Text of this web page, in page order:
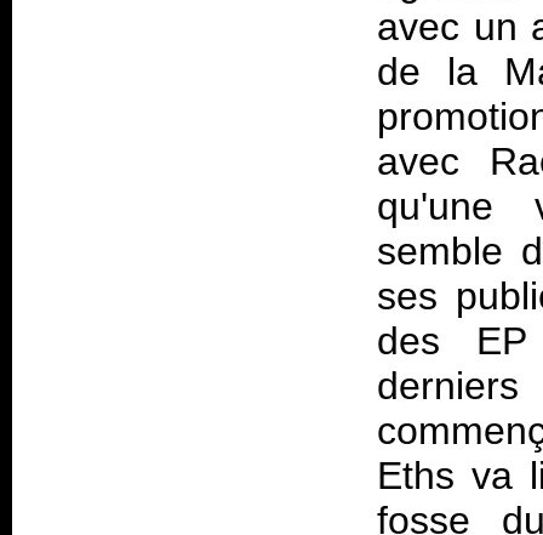
avec un
de la
avec
qu'une
semble
ses
des
Eths va
fosse